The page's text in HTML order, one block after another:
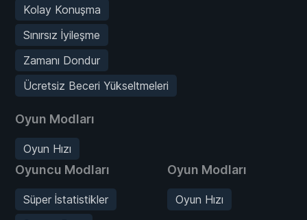
Kolay Konuşma
Sınırsız İyileşme
Zamanı Dondur
Ücretsiz Beceri Yükseltmeleri
Oyun Modları
Oyun Hızı
Oyuncu Modları
Süper İstatistikler
Oyun Modları
Oyun Hızı